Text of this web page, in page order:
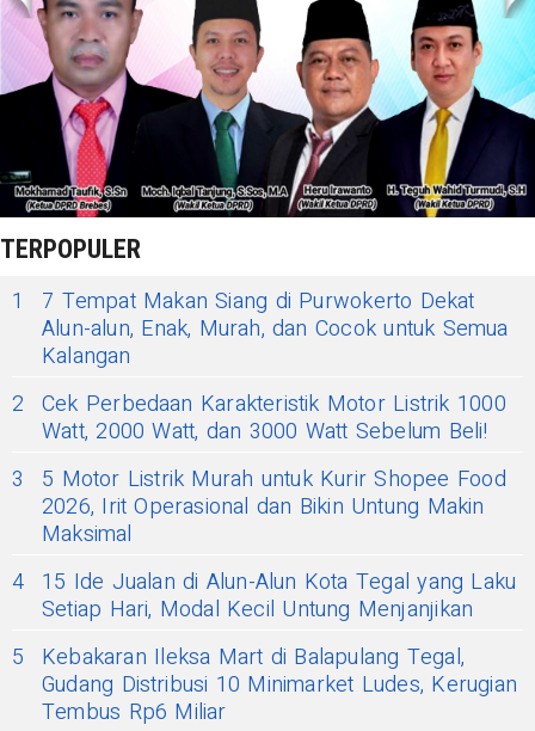
TERPOPULER
1
7 Tempat Makan Siang di Purwokerto Dekat
Alun-alun, Enak, Murah, dan Cocok untuk Semua
Kalangan
2 Cek Perbedaan Karakteristik Motor Listrik 1000
Watt, 2000 Watt, dan 3000 Watt Sebelum Beli!
3
5 Motor Listrik Murah untuk Kurir Shopee Food
2026, Irit Operasional dan Bikin Untung Makin
Maksimal
4 15 Ide Jualan di Alun-Alun Kota Tegal yang Laku
Setiap Hari, Modal Kecil Untung Menjanjikan
5
Kebakaran Ileksa Mart di Balapulang Tegal,
Gudang Distribusi 10 Minimarket Ludes, Kerugian
Tembus Rp6 Miliar